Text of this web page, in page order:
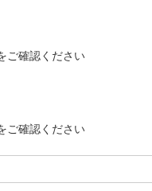
ご確認ください
ご確認ください